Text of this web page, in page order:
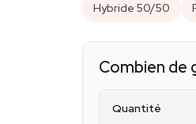
Hybride 50/50
Combien de
Quantité